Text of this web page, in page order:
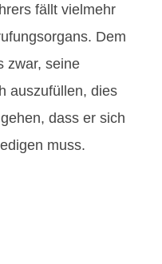
fällt vielmehr
Dem
zwar, seine
auszufüllen, dies
dass er sich
muss.